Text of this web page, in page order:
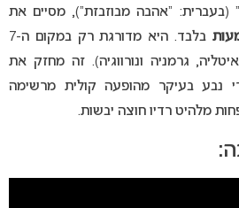
” (בעברית: “אהבה מבוזבזת”), מסיים את
בלבד. היא מדורגת רק במקום ה-7
גרמניה ונורווגיה). זה מחזק את
נבע בעיקר מהופעה קולית מרשימה
מלהיט רדיו חוצה יבשות.